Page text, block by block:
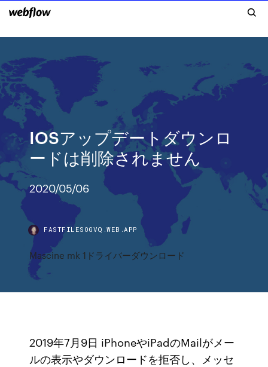
IOSアップデートダウンロ
ードは削除されません
2020/05/06
FASTFILESOGVQ.WEB.APP
Mascine mk 1ドライバーダウンロード
2019年7月9日 iPhoneやiPadのMailがメー
ルの表示やダウンロードを拒否し、メッセ